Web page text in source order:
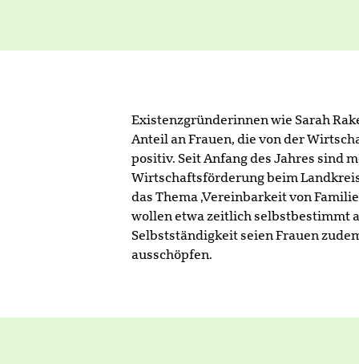
Existenzgründerinnen wie Sarah
Anteil an Frauen, die von der
positiv. Seit Anfang des Jahres sind
Wirtschaftsförderung beim
das Thema ‚Vereinbarkeit von
wollen etwa zeitlich selbstbestimmt
Selbstständigkeit seien Frauen
ausschöpfen.